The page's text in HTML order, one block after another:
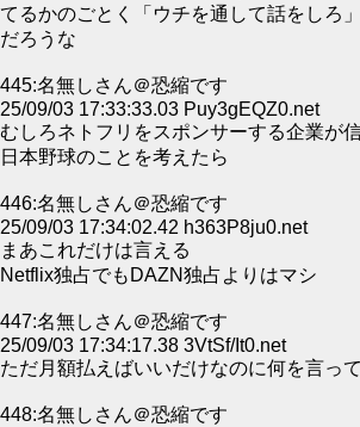
てるかのごとく「ウチを通して話をしろ
だろうな
445:名無しさん＠恐縮です
25/09/03 17:33:33.03 Puy3gEQZ0.net
むしろネトフリをスポンサーする企業が
日本野球のことを考えたら
446:名無しさん＠恐縮です
25/09/03 17:34:02.42 h363P8ju0.net
まあこれだけは言える
Netflix独占でもDAZN独占よりはマシ
447:名無しさん＠恐縮です
25/09/03 17:34:17.38 3VtSf/It0.net
ただ月額払えばいいだけなのに何を言っ
448:名無しさん＠恐縮です